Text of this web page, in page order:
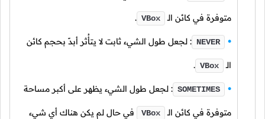
متوفرة في كائن الـ VBox
.
NEVER : لجعل طول الشيء ثابت لا يتأُثر أبدً بحجم كائن
الـ VBox
.
SOMETIMES : لجعل طول الشيء يظهر على أكبر مساحة
متوفرة في كائن الـ VBox في حال لم يكن هناك أي شيء